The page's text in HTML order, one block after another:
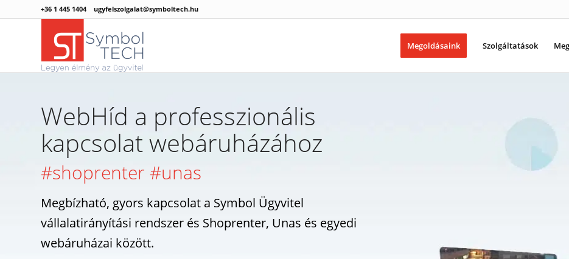
+36 1 445 1404 ugyfelszolgalat@symboltech.hu
Megoldásaink Szolgáltatások
WebHíd a professzionális
kapcsolat webáruházához
#shoprenter #unas
Megbízható, gyors kapcsolat a Symbol Ügyvitel
vállalatirányítási rendszer és Shoprenter, Unas és egyedi
webáruházai között.